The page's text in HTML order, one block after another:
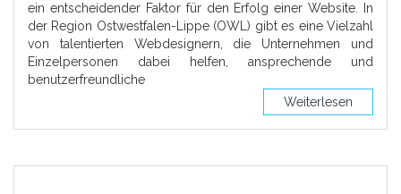
ein entscheidender Faktor für den Erfolg einer Website. In
der Region Ostwestfalen-Lippe (OWL) gibt es eine Vielzahl
von talentierten Webdesignern, die Unternehmen und
Einzelpersonen dabei helfen, ansprechende und
benutzerfreundliche
Weiterlesen